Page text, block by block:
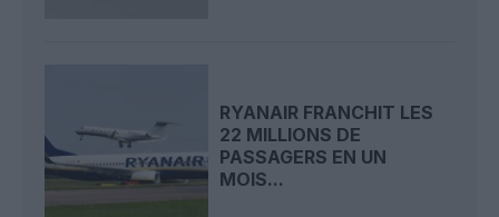
RYANAIR FRANCHIT LES
22 MILLIONS DE
PASSAGERS EN UN
MOIS...